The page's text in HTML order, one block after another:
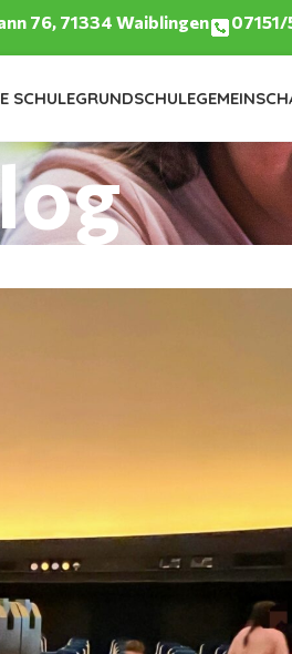
76, 71334 Waiblingen
SCHULEGRUNDSCHULE